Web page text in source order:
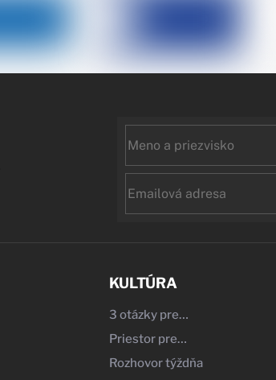
name
KULTÚRA
3 otázky pre…
Priestor pre…
Rozhovor týždňa